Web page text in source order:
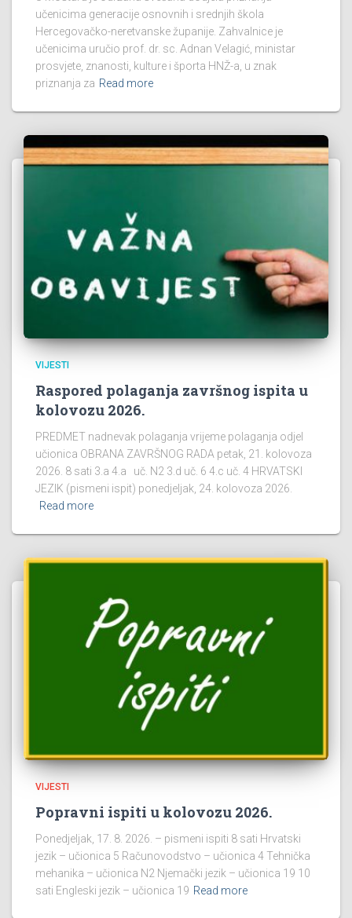
učenicima generacije osnovnih i srednjih škola
Hercegovačko-neretvanske županije. Zahvalnice je
učenicima uručio prof. dr. sc. Adnan Velagić, ministar
prosvjete, znanosti, kulture i športa HNŽ-a, u znak
priznanja za Read more
VIJESTI
Raspored polaganja završnog ispita u
kolovozu 2026.
PREDMET nadnevak polaganja vrijeme polaganja odjel
učionica OBRANA ZAVRŠNOG RADA petak, 21. kolovoza
2026. 8 sati 3.a 4.a uč. N2 3.d uč. 6 4.c uč. 4 HRVATSKI
JEZIK (pismeni ispit) ponedjeljak, 24. kolovoza 2026.
Read more
VIJESTI
Popravni ispiti u kolovozu 2026.
Ponedjeljak, 17. 8. 2026. – pismeni ispiti 8 sati Hrvatski
jezik – učionica 5 Računovodstvo – učionica 4 Tehnička
mehanika – učionica N2 Njemački jezik – učionica 19 10
sati Engleski jezik – učionica 19 Read more